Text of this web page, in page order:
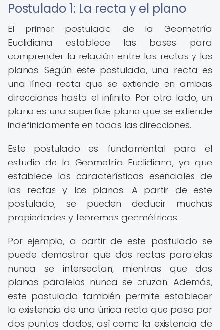
Postulado 1: La recta y el plano
El primer postulado de la Geometría
Euclidiana establece las bases para
comprender la relación entre las rectas y los
planos. Según este postulado, una recta es
una línea recta que se extiende en ambas
direcciones hasta el infinito. Por otro lado, un
plano es una superficie plana que se extiende
indefinidamente en todas las direcciones.
Este postulado es fundamental para el
estudio de la Geometría Euclidiana, ya que
establece las características esenciales de
las rectas y los planos. A partir de este
postulado, se pueden deducir muchas
propiedades y teoremas geométricos.
Por ejemplo, a partir de este postulado se
puede demostrar que dos rectas paralelas
nunca se intersectan, mientras que dos
planos paralelos nunca se cruzan. Además,
este postulado también permite establecer
la existencia de una única recta que pasa por
dos puntos dados, así como la existencia de